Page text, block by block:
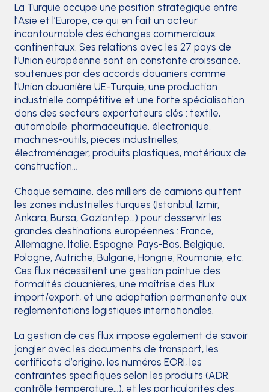
La Turquie occupe une position stratégique entre
l’Asie et l’Europe, ce qui en fait un acteur
incontournable des échanges commerciaux
continentaux. Ses relations avec les 27 pays de
l’Union européenne sont en constante croissance,
soutenues par des accords douaniers comme
l’Union douanière UE-Turquie, une production
industrielle compétitive et une forte spécialisation
dans des secteurs exportateurs clés : textile,
automobile, pharmaceutique, électronique,
machines-outils, pièces industrielles,
électroménager, produits plastiques, matériaux de
construction…
Chaque semaine, des milliers de camions quittent
les zones industrielles turques (Istanbul, Izmir,
Ankara, Bursa, Gaziantep…) pour desservir les
grandes destinations européennes : France,
Allemagne, Italie, Espagne, Pays-Bas, Belgique,
Pologne, Autriche, Bulgarie, Hongrie, Roumanie, etc.
Ces flux nécessitent une gestion pointue des
formalités douanières, une maîtrise des flux
import/export, et une adaptation permanente aux
règlementations logistiques internationales.
La gestion de ces flux impose également de savoir
jongler avec les documents de transport, les
certificats d’origine, les numéros EORI, les
contraintes spécifiques selon les produits (ADR,
contrôle température…), et les particularités des